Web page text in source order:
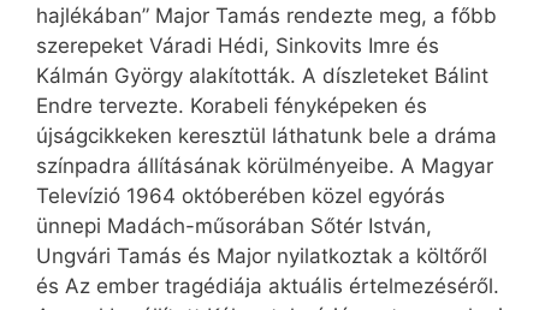
hajlékában” Major Tamás rendezte meg, a főbb
szerepeket Váradi Hédi, Sinkovits Imre és
Kálmán György alakították. A díszleteket Bálint
Endre tervezte. Korabeli fényképeken és
újságcikkeken keresztül láthatunk bele a dráma
színpadra állításának körülményeibe. A Magyar
Televízió 1964 októberében közel egyórás
ünnepi Madách-műsorában Sőtér István,
Ungvári Tamás és Major nyilatkoztak a költőről
és Az ember tragédiája aktuális értelmezéséről.